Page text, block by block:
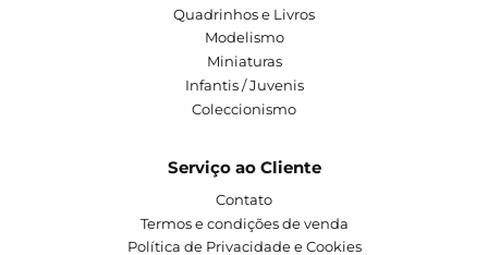
Quadrinhos e Livros
Modelismo
Miniaturas
Infantis / Juvenis
Coleccionismo
Serviço ao Cliente
Contato
Termos e condições de venda
Política de Privacidade e Cookies